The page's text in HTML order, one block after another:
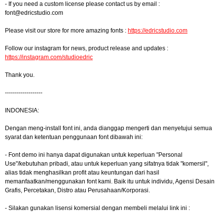
- If you need a custom license please contact us by email :
font@edricstudio.com
Please visit our store for more amazing fonts : https://edricstudio.com
Follow our instagram for news, product release and updates :
https://instagram.com/studioedric
Thank you.
-------------------
INDONESIA:
Dengan meng-install font ini, anda dianggap mengerti dan menyetujui semua
syarat dan ketentuan penggunaan font dibawah ini:
- Font demo ini hanya dapat digunakan untuk keperluan "Personal
Use"/kebutuhan pribadi, atau untuk keperluan yang sifatnya tidak "komersil",
alias tidak menghasilkan profit atau keuntungan dari hasil
memanfaatkan/menggunakan font kami. Baik itu untuk individu, Agensi Desain
Grafis, Percetakan, Distro atau Perusahaan/Korporasi.
- Silakan gunakan lisensi komersial dengan membeli melalui link ini :